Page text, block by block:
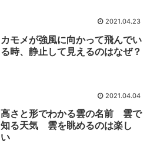
2021.04.23
カモメが強風に向かって飛んでい
る時、静止して見えるのはなぜ？
2021.04.04
高さと形でわかる雲の名前 雲で
知る天気 雲を眺めるのは楽し
い